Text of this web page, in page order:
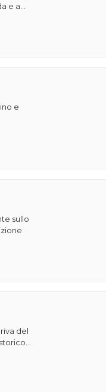
e a...
e
sullo
del